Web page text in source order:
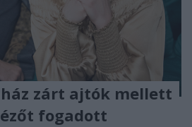
zárt ajtók mellett
fogadott